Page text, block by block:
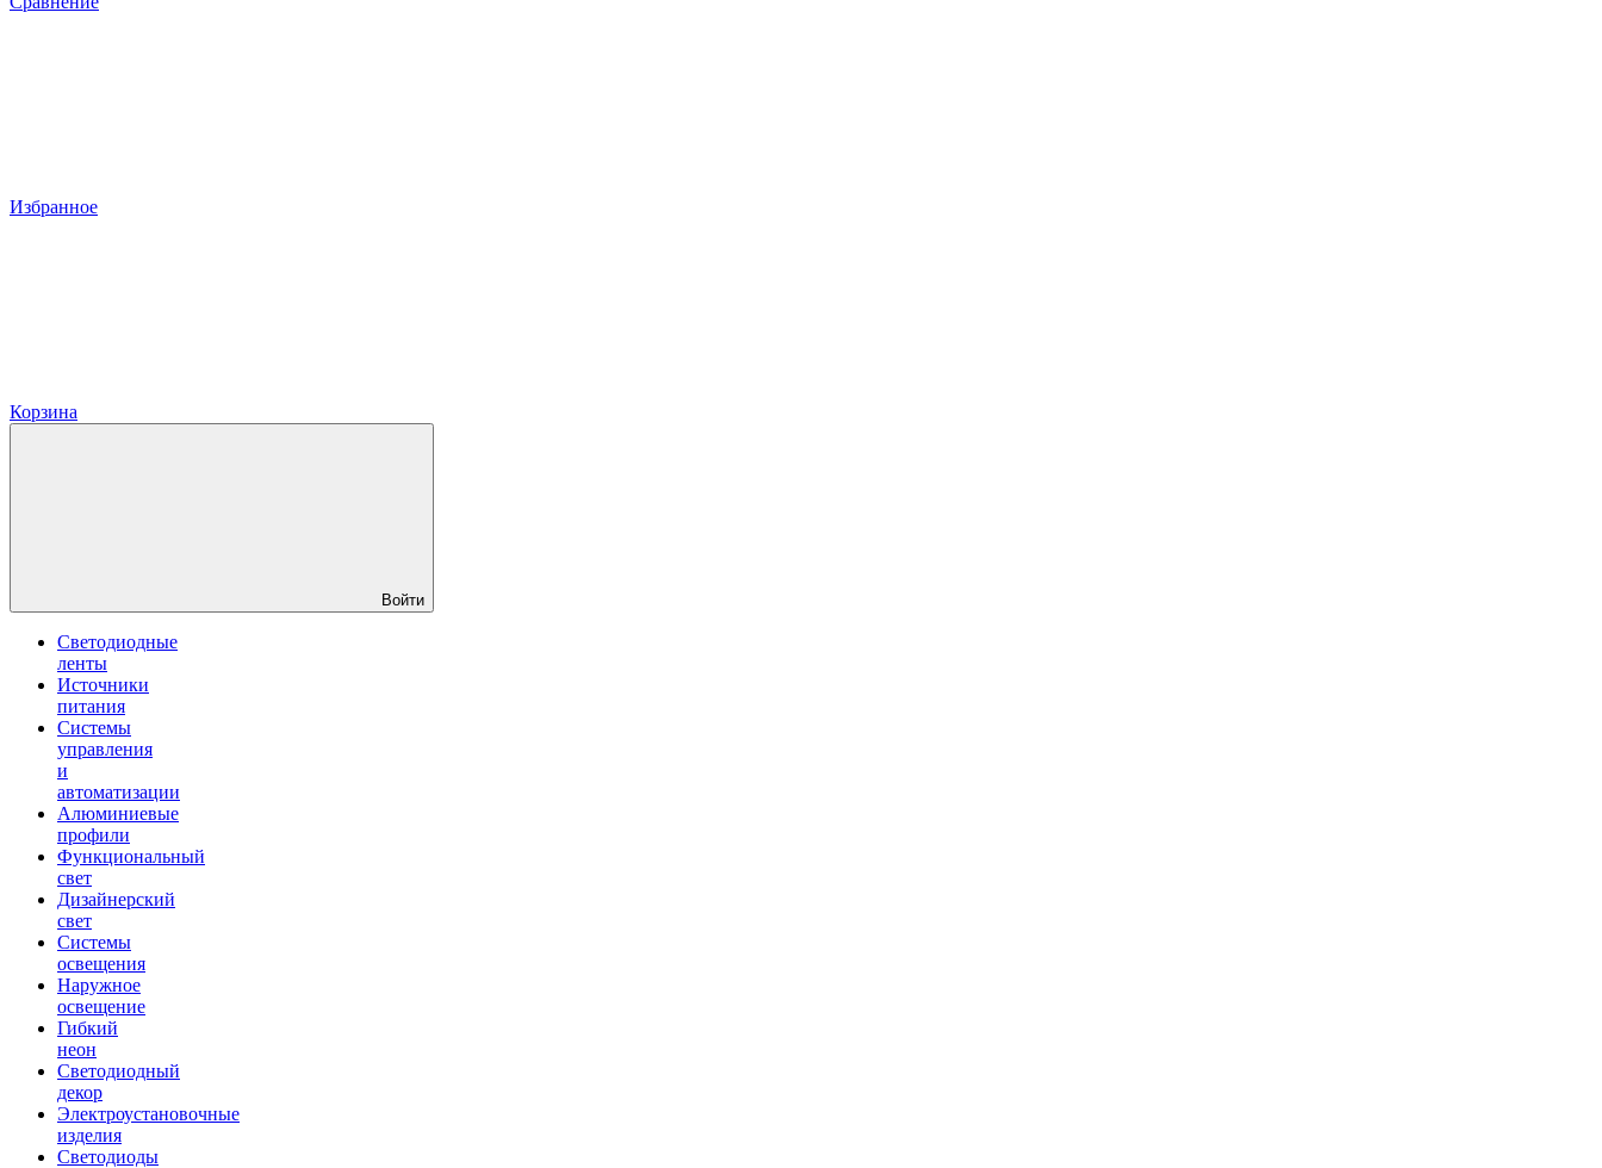
Избранное
Корзина
Войти
Светодиодные
ленты
Источники
питания
Системы
управления
и
автоматизации
Алюминиевые
профили
Функциональный
свет
Дизайнерский
свет
Системы
освещения
Наружное
освещение
Гибкий
неон
Светодиодный
декор
Электроустановочные
изделия
Светодиоды